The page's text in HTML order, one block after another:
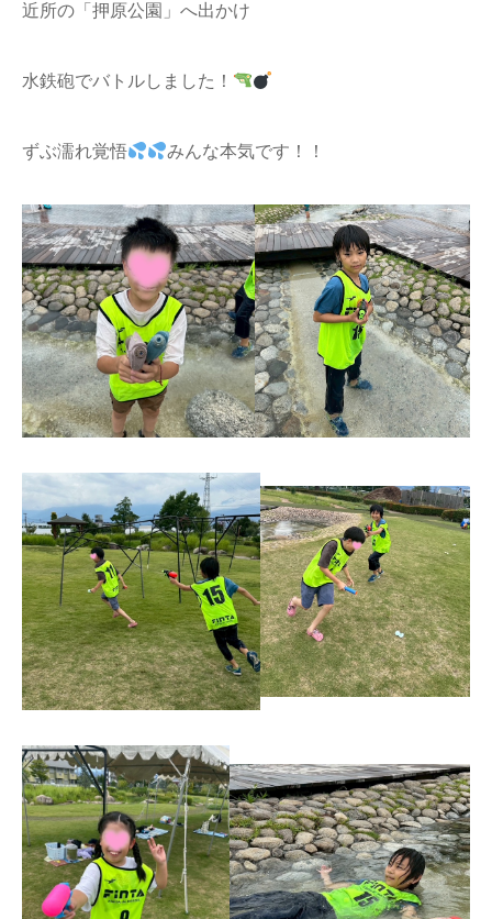
近所の「押原公園」へ出かけ
水鉄砲でバトルしました！
ずぶ濡れ覚悟 みんな本気です！！